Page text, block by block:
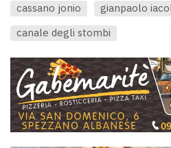
cassano jonio
gianpaolo
canale degli stombi